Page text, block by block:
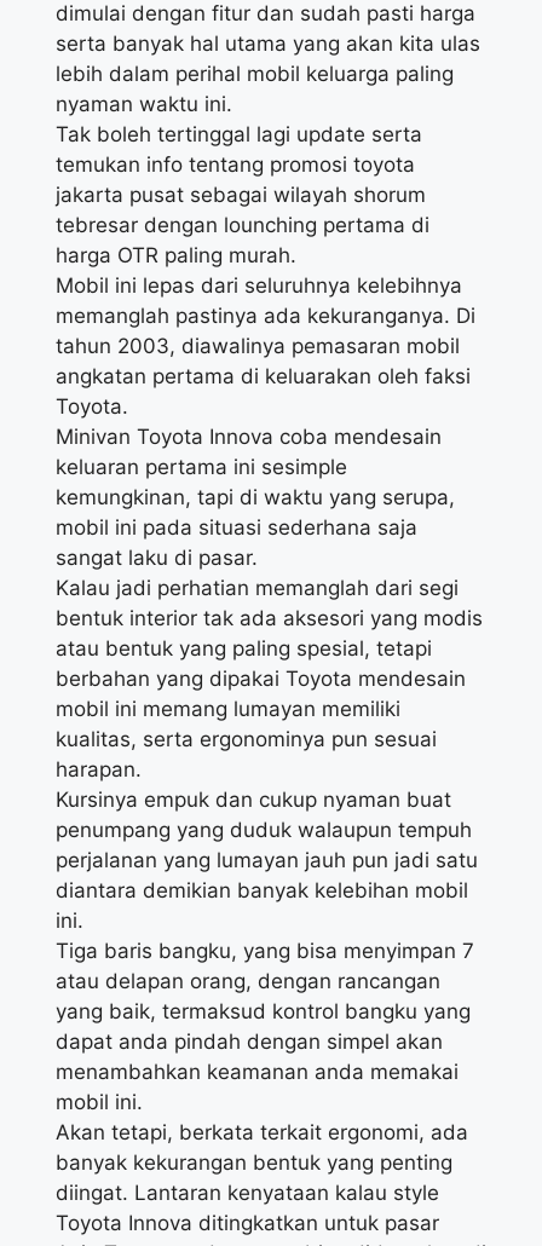
dimulai dengan fitur dan sudah pasti harga
serta banyak hal utama yang akan kita ulas
lebih dalam perihal mobil keluarga paling
nyaman waktu ini.
Tak boleh tertinggal lagi update serta
temukan info tentang promosi toyota
jakarta pusat sebagai wilayah shorum
tebresar dengan lounching pertama di
harga OTR paling murah.
Mobil ini lepas dari seluruhnya kelebihnya
memanglah pastinya ada kekuranganya. Di
tahun 2003, diawalinya pemasaran mobil
angkatan pertama di keluarakan oleh faksi
Toyota.
Minivan Toyota Innova coba mendesain
keluaran pertama ini sesimple
kemungkinan, tapi di waktu yang serupa,
mobil ini pada situasi sederhana saja
sangat laku di pasar.
Kalau jadi perhatian memanglah dari segi
bentuk interior tak ada aksesori yang modis
atau bentuk yang paling spesial, tetapi
berbahan yang dipakai Toyota mendesain
mobil ini memang lumayan memiliki
kualitas, serta ergonominya pun sesuai
harapan.
Kursinya empuk dan cukup nyaman buat
penumpang yang duduk walaupun tempuh
perjalanan yang lumayan jauh pun jadi satu
diantara demikian banyak kelebihan mobil
ini.
Tiga baris bangku, yang bisa menyimpan 7
atau delapan orang, dengan rancangan
yang baik, termaksud kontrol bangku yang
dapat anda pindah dengan simpel akan
menambahkan keamanan anda memakai
mobil ini.
Akan tetapi, berkata terkait ergonomi, ada
banyak kekurangan bentuk yang penting
diingat. Lantaran kenyataan kalau style
Toyota Innova ditingkatkan untuk pasar